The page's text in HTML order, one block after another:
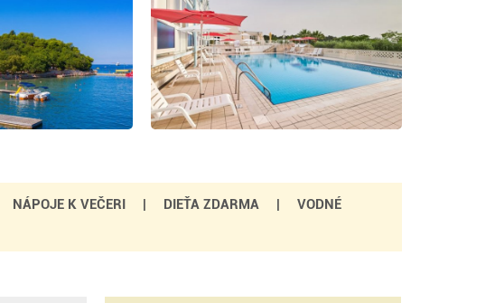
NÁPOJE K VEČERI | DIEŤA ZDARMA |
VODNÉ